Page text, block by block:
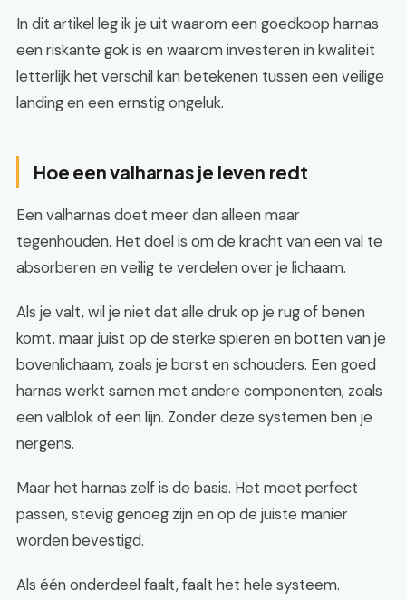
In dit artikel leg ik je uit waarom een goedkoop harnas
een riskante gok is en waarom investeren in kwaliteit
letterlijk het verschil kan betekenen tussen een veilige
landing en een ernstig ongeluk.
Hoe een valharnas je leven redt
Een valharnas doet meer dan alleen maar
tegenhouden. Het doel is om de kracht van een val te
absorberen en veilig te verdelen over je lichaam.
Als je valt, wil je niet dat alle druk op je rug of benen
komt, maar juist op de sterke spieren en botten van je
bovenlichaam, zoals je borst en schouders. Een goed
harnas werkt samen met andere componenten, zoals
een valblok of een lijn. Zonder deze systemen ben je
nergens.
Maar het harnas zelf is de basis. Het moet perfect
passen, stevig genoeg zijn en op de juiste manier
worden bevestigd.
Als één onderdeel faalt, faalt het hele systeem.